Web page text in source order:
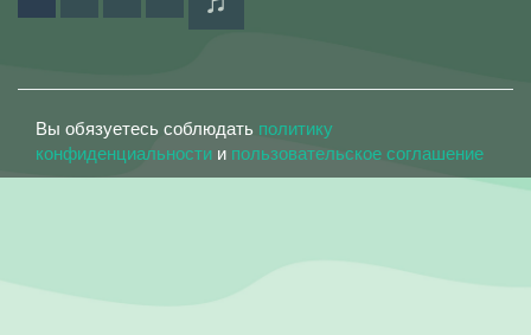
Вы обязуетесь соблюдать политику
конфиденциальности и пользовательское соглашение